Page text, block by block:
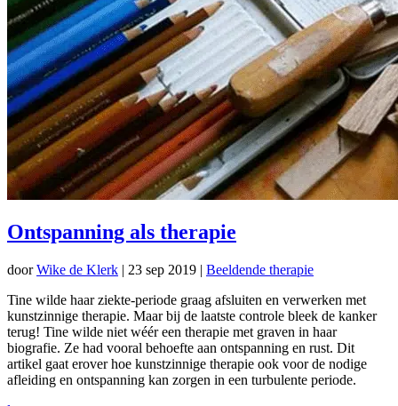
Ontspanning als therapie
doorWike de Klerk | 23 sep 2019 | Beeldende therapie
Tine wilde haar ziekte-periode graag afsluiten en verwerken met
kunstzinnige therapie. Maar bij de laatste controle bleek de kanker
terug! Tine wilde niet wéér een therapie met graven in haar
biografie. Ze had vooral behoefte aan ontspanning en rust. Dit
artikel gaat erover hoe kunstzinnige therapie ook voor de nodige
afleiding en ontspanning kan zorgen in een turbulente periode.